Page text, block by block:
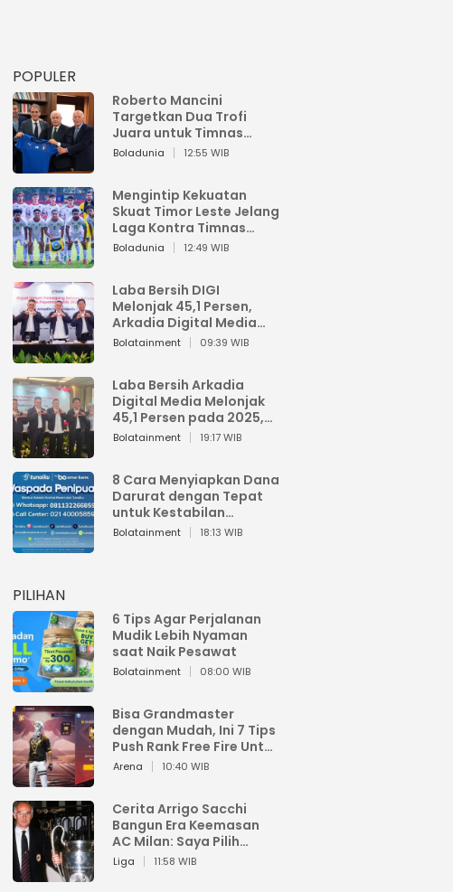
POPULER
Roberto Mancini
Targetkan Dua Trofi
Juara untuk Timnas
Italia
Boladunia 12:55 WIB
Mengintip Kekuatan
Skuat Timor Leste Jelang
Laga Kontra Timnas
Indonesia di Piala AFF
Boladunia 12:49 WIB
Laba Bersih DIGI
Melonjak 45,1 Persen,
Arkadia Digital Media
Perkuat Bisnis AI dan
Bolatainment 09:39 WIB
Laba Bersih Arkadia
Digital Media Melonjak
45,1 Persen pada 2025,
Sentuh Rp1,76 Miliar
Bolatainment 19:17 WIB
8 Cara Menyiapkan Dana
Darurat dengan Tepat
untuk Kestabilan
Keuangan
Bolatainment 18:13 WIB
PILIHAN
6 Tips Agar Perjalanan
Mudik Lebih Nyaman
saat Naik Pesawat
Bolatainment 08:00 WIB
Bisa Grandmaster
dengan Mudah, Ini 7 Tips
Push Rank Free Fire Untuk
Pemula
Arena 10:40 WIB
Cerita Arrigo Sacchi
Bangun Era Keemasan
AC Milan: Saya Pilih
Pemain dari Isi Otaknya
Liga 11:58 WIB